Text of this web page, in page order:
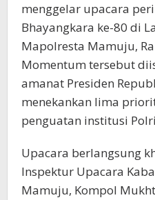
menggelar upacara
Bhayangkara ke-80 di
Mapolresta Mamuju,
Momentum tersebut
amanat Presiden
menekankan lima
penguatan institusi
Upacara berlangsung
Inspektur Upacara
Mamuju, Kompol